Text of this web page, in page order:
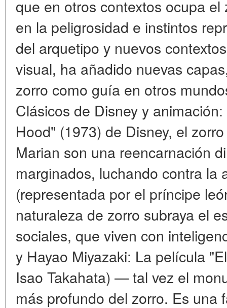
que en otros contextos ocupa
en la peligrosidad e instintos
del arquetipo y nuevos
visual, ha añadido nuevas
zorro como guía en otros
Clásicos de Disney y
Hood" (1973) de Disney, el
Marian son una reencarnación
marginados, luchando contra la
(representada por el príncipe
naturaleza de zorro subraya el
sociales, que viven con
y Hayao Miyazaki: La película
Isao Takahata) — tal vez el
más profundo del zorro. Es una